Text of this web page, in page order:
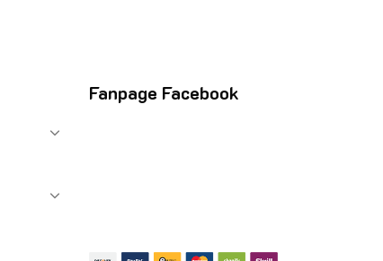
Fanpage Facebook